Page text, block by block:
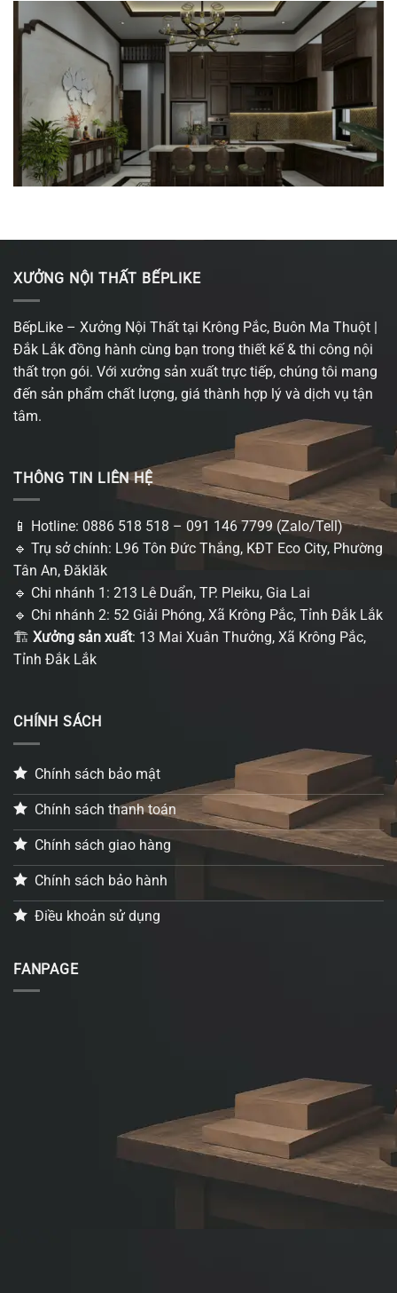
XƯỞNG NỘI THẤT BẾPLIKE
BếpLike – Xưởng Nội Thất tại Krông Pắc, Buôn Ma Thuột |
Đắk Lắk đồng hành cùng bạn trong thiết kế & thi công nội
thất trọn gói. Với xưởng sản xuất trực tiếp, chúng tôi mang
đến sản phẩm chất lượng, giá thành hợp lý và dịch vụ tận
tâm.
THÔNG TIN LIÊN HỆ
📱 Hotline: 0886 518 518 – 091 146 7799 (Zalo/Tell)
🔹 Trụ sở chính: L96 Tôn Đức Thắng, KĐT Eco City, Phường
Tân An, Đăklăk
🔹 Chi nhánh 1: 213 Lê Duẩn, TP. Pleiku, Gia Lai
🔹 Chi nhánh 2: 52 Giải Phóng, Xã Krông Pắc, Tỉnh Đắk Lắk
🏗 Xưởng sản xuất: 13 Mai Xuân Thưởng, Xã Krông Pắc,
Tỉnh Đắk Lắk
CHÍNH SÁCH
Chính sách bảo mật
Chính sách thanh toán
Chính sách giao hàng
Chính sách bảo hành
Điều khoản sử dụng
FANPAGE